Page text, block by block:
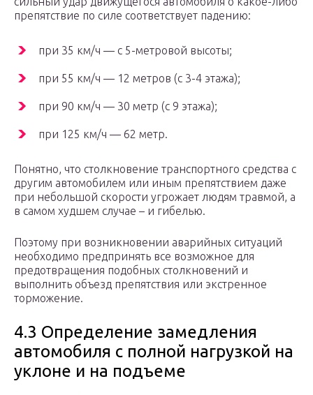
препятствие по силе соответствует падению:
при 35 км/ч — с 5-метровой высоты;
при 55 км/ч — 12 метров (с 3-4 этажа);
при 90 км/ч — 30 метр (с 9 этажа);
при 125 км/ч — 62 метр.
Понятно, что столкновение транспортного средства с
другим автомобилем или иным препятствием даже
при небольшой скорости угрожает людям травмой, а
в самом худшем случае – и гибелью.
Поэтому при возникновении аварийных ситуаций
необходимо предпринять все возможное для
предотвращения подобных столкновений и
выполнить объезд препятствия или экстренное
торможение.
4.3 Определение замедления
автомобиля с полной нагрузкой на
уклоне и на подъеме